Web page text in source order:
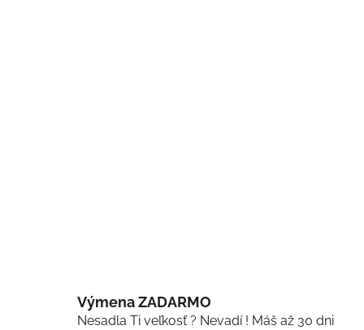
Výmena ZADARMO
Nesadla Ti veľkosť ? Nevadí ! Máš až 30 dni